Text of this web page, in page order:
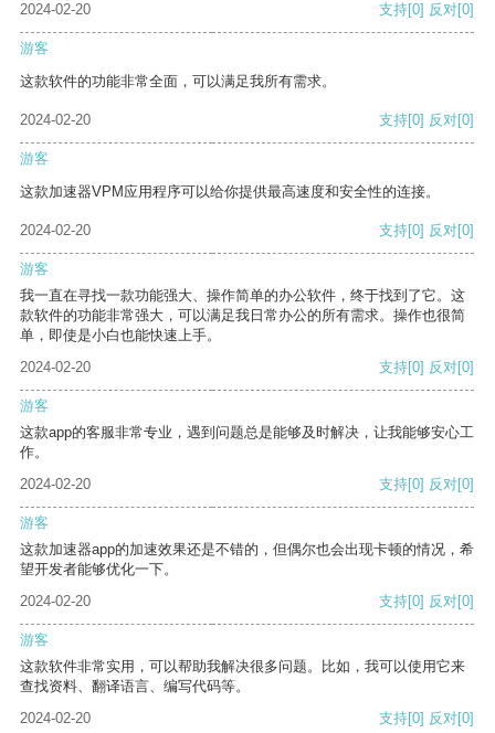
2024-02-20 支持[0] 反对[0]
游客
这款软件的功能非常全面，可以满足我所有需求。
2024-02-20 支持[0] 反对[0]
游客
这款加速器VPM应用程序可以给你提供最高速度和安全性的连接。
2024-02-20 支持[0] 反对[0]
游客
我一直在寻找一款功能强大、操作简单的办公软件，终于找到了它。这
款软件的功能非常强大，可以满足我日常办公的所有需求。操作也很简
单，即使是小白也能快速上手。
2024-02-20
支持[0] 反对[0]
游客
这款app的客服非常专业，遇到问题总是能够及时解决，让我能够安心工
作。
2024-02-20
支持[0] 反对[0]
游客
这款加速器app的加速效果还是不错的，但偶尔也会出现卡顿的情况，希
望开发者能够优化一下。
2024-02-20
支持[0] 反对[0]
游客
这款软件非常实用，可以帮助我解决很多问题。比如，我可以使用它来
查找资料、翻译语言、编写代码等。
2024-02-20
支持[0] 反对[0]